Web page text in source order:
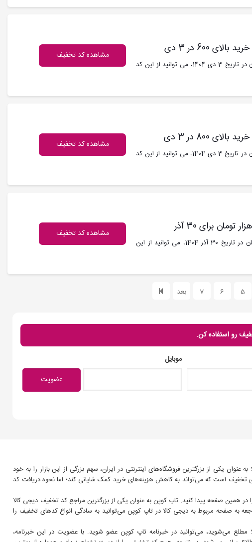
600 در 3 دی
کد تخفیف دیجی کالا : با حداقل خرید 600 هزار تومان در تاریخ 3 دی 1404، می توانید از این کد
مشاهده کد تخفیف
800 در 3 دی
کد تخفیف دیجی کالا : با حداقل خرید 800 هزار تومان در تاریخ 3 دی 1404، می توانید از این کد
مشاهده کد تخفیف
کد تخفیف دیجی کالا : با حداقل خرید 600 هزار تومان در تاریخ 30 آذر 1404، می توانید از این
مشاهده کد تخفیف
5
6
7 بعد
رو استفاده کن.
موبایل
یکی از بزرگترین فروشگاه‌های اینترنتی در ایران، سهم بزرگی از این بازار را به خود
است که می‌تواند به کاهش هزینه‌های خرید کمک شایانی کند؛ اما نحوه دریافت کد
انواع کدهای تخفیف این مجموعه مانند کد تخفیف دیجی کالا بالای 300 تومان را در همین صفحه پیدا کنید. تاپ کوپن به عنوان یکی از بزرگترین مراجع کد تخفیف دیجی کالا
به صفحه مربوط به دیجی کالا در تاپ کوپن می‌توانید به سادگی انواع کدهای تخفیف را
می‌شوید، می‌توانید در خبرنامه تاپ کوپن عضو شوید. با عضویت در این خبرنامه،